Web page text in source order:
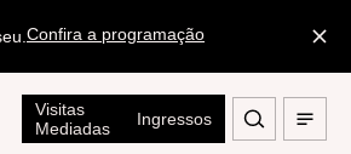
Confira a programação
Visitas
Mediadas
Ingressos